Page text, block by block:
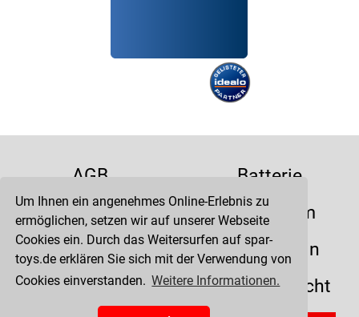
Um Ihnen ein angenehmes Online-Erlebnis zu
ermöglichen, setzen wir auf unserer Webseite
Cookies ein. Durch das Weitersurfen auf spar-
toys.de erklären Sie sich mit der Verwendung von
Cookies einverstanden. Weitere Informationen.
AGB
Batterie
Datenschutz
Impressum
Kontakt
Liefertermin
Versandkosten
Widerrufsrecht